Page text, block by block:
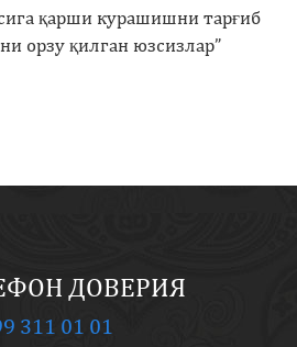
қарши курашишни тарғиб
орзу қилган юзсизлар”
ДОВЕРИЯ
311 01 01